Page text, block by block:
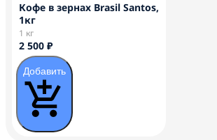
Кофе в зернах Brasil Santos,
1кг
1 кг
2 500 ₽
Добавить